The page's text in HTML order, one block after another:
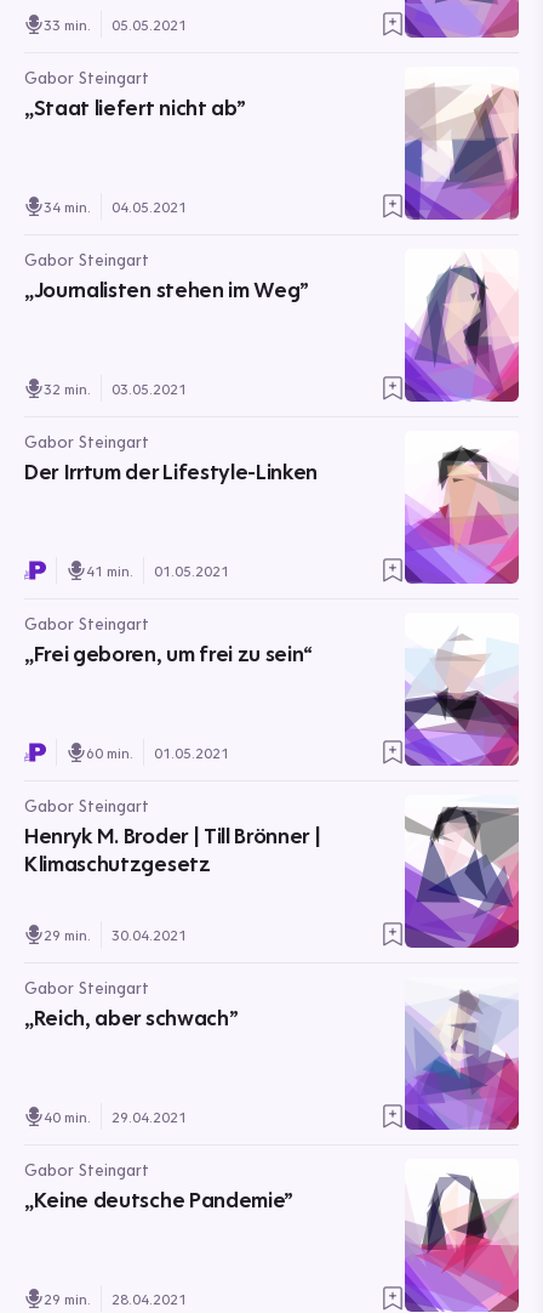
33 min. 05.05.2021
Gabor Steingart
„Staat liefert nicht ab”
34 min. 04.05.2021
Gabor Steingart
„Journalisten stehen im Weg”
32 min. 03.05.2021
Gabor Steingart
Der Irrtum der Lifestyle-Linken
41 min. 01.05.2021
Gabor Steingart
„Frei geboren, um frei zu sein“
60 min. 01.05.2021
Gabor Steingart
Henryk M. Broder | Till Brönner |
Klimaschutzgesetz
29 min. 30.04.2021
Gabor Steingart
„Reich, aber schwach”
40 min. 29.04.2021
Gabor Steingart
„Keine deutsche Pandemie”
29 min. 28.04.2021